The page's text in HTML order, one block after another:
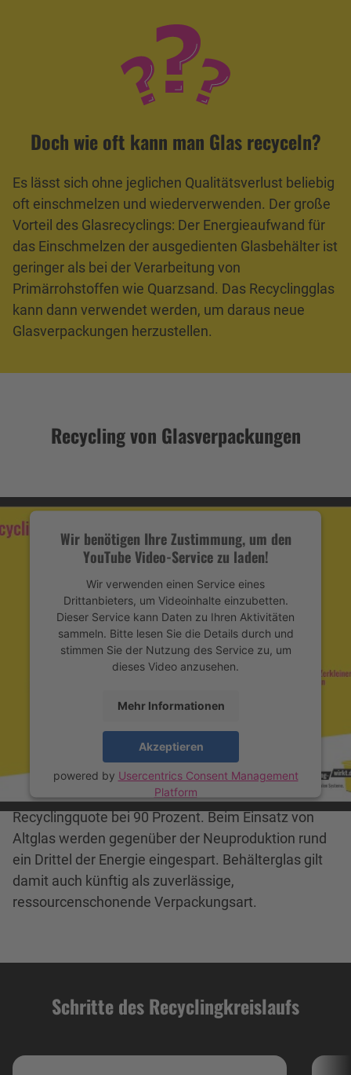
Doch wie oft kann man Glas recyceln?
Es lässt sich ohne jeglichen Qualitätsverlust beliebig
oft einschmelzen und wiederverwenden. Der große
Vorteil des Glasrecyclings: Der Energieaufwand für
das Einschmelzen der ausgedienten Glasbehälter ist
geringer als bei der Verarbeitung von
Primärrohstoffen wie Quarzsand. Das Recyclingglas
kann dann verwendet werden, um daraus neue
Glasverpackungen herzustellen.
Recycling von Glasverpackungen
Wir benötigen Ihre Zustimmung, um den
YouTube Video-Service zu laden!
Wir verwenden einen Service eines
Drittanbieters, um Videoinhalte einzubetten.
Dieser Service kann Daten zu Ihren Aktivitäten
sammeln. Bitte lesen Sie die Details durch und
stimmen Sie der Nutzung des Service zu, um
dieses Video anzusehen.
Mehr Informationen
Akzeptieren
powered by Usercentrics Consent Management
Platform
Seit 2022 liegt die gesetzlich vorgegebene
Recyclingquote bei 90 Prozent. Beim Einsatz von
Altglas werden gegenüber der Neuproduktion rund
ein Drittel der Energie eingespart. Behälterglas gilt
damit auch künftig als zuverlässige,
ressourcenschonende Verpackungsart.
Schritte des Recyclingkreislaufs